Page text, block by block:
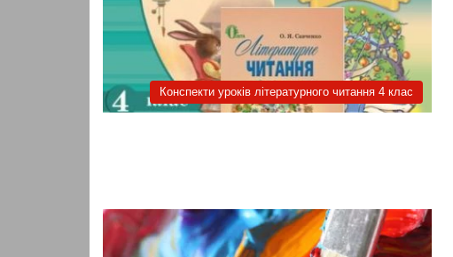
Конспекти уроків літературного читання 4 клас